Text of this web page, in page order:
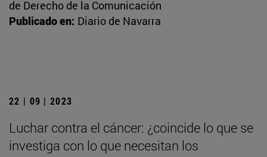
de Derecho de la Comunicación
Publicado en: Diario de Navarra
22 | 09 | 2023
Luchar contra el cáncer: ¿coincide lo que se
investiga con lo que necesitan los